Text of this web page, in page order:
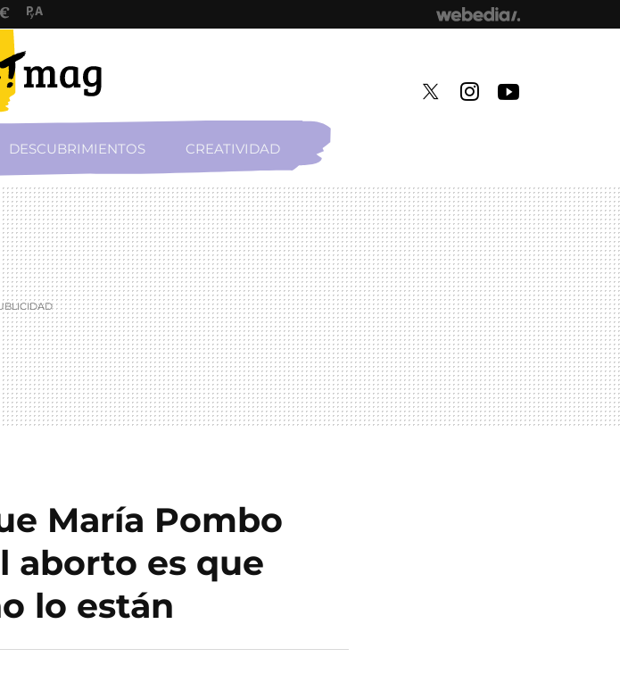
DESCUBRIMIENTOS CREATIVIDAD
María Pombo
aborto es que
lo están